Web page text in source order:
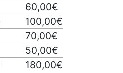
60,00€
100,00€
70,00€
50,00€
180,00€